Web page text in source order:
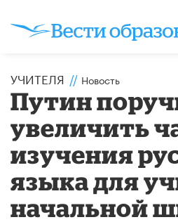
УЧИТЕЛЯ // Новость
Путин
увеличить
изучения
языка для
начальной